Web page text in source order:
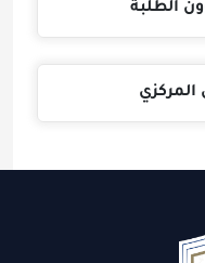
الطلبة
المركزي